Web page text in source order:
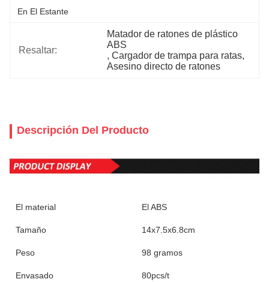
En El Estante
Resaltar:
Matador de ratones de plástico
ABS
, Cargador de trampa para ratas,
Asesino directo de ratones
Descripción Del Producto
El material El ABS
Tamaño 14x7.5x6.8cm
Peso 98 gramos
Envasado 80pcs/t